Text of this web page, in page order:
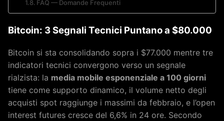
FAQ — Domande Frequenti
Bitcoin: 3 Segnali Tecnici Puntano a $80.000
Bitcoin si sta consolidando sopra i $77.000 mentre tre
indicatori tecnici convergono verso un segnale
rialzista: la media mobile esponenziale a 100 giorni
tiene come supporto dinamico, il volume netto degli
acquisti spot raggiunge i massimi da febbraio, e l’open
interest futures cresce del 6,6% in 24 ore. Secondo